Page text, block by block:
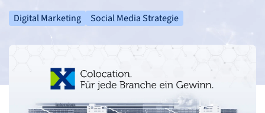
Digital Marketing Social Media Strategie